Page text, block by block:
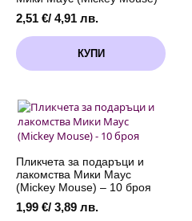
2,51 €/ 4,91 лв.
КУПИ
Пликчета за подаръци и
лакомства Мики Маус
(Мickey Mouse) – 10 броя
1,99 €/ 3,89 лв.